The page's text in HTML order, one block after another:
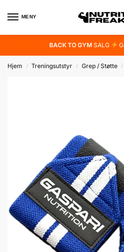
MENY
BACK TO GYMSALG
Hjem / Treningsutstyr / Grep / Støtte /